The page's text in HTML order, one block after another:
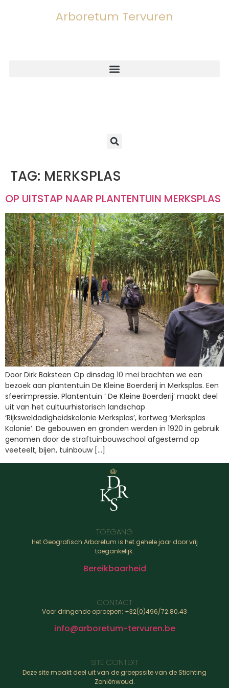
Arboretum Tervuren
TAG: MERKSPLAS
OP UITSTAP NAAR PLANTENTUIN MERKSPLAS
Door Dirk Baksteen Op dinsdag 10 mei brachten we een
bezoek aan plantentuin De Kleine Boerderij in Merksplas. Een
sfeerimpressie. Plantentuin ‘ De Kleine Boerderij’ maakt deel
uit van het cultuurhistorisch landschap
‘Rijksweldadigheidskolonie Merksplas’, kortweg ‘Merksplas
Kolonie’. De gebouwen en gronden werden in 1920 in gebruik
genomen door de straftuinbouwschool afgestemd op
veeteelt, bijen, tuinbouw […]
TOEGANG
Het Geografisch Arboretum is het gehele jaar door vrij
toegankelijk.
Bereikbaarheid
CONTACT
Voor dringende oproepen: +32(0)496/72.80.43
info@arboretum-tervuren.be
SITE CONTEXT
Deze site maakt deel uit van de groepssite van de Stichting
Zoniënwoud.